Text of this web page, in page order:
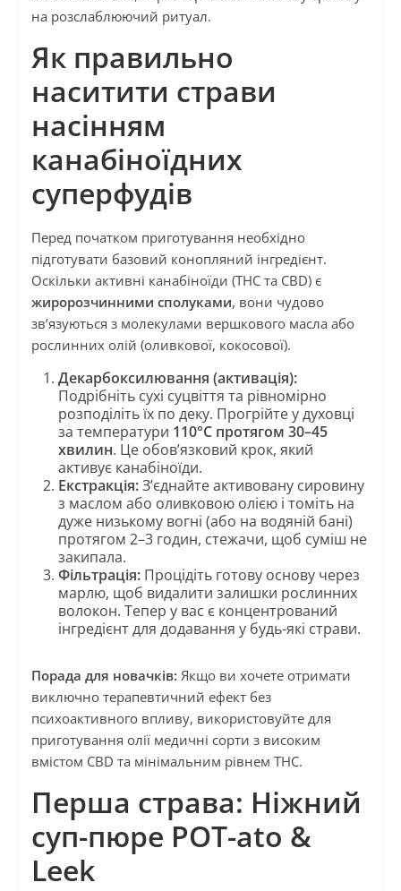
на розслаблюючий ритуал.
Як правильно
наситити страви
насінням
канабіноїдних
суперфудів
Перед початком приготування необхідно
підготувати базовий конопляний інгредієнт.
Оскільки активні канабіноїди (THC та CBD) є
жиророзчинними сполуками, вони чудово
зв’язуються з молекулами вершкового масла або
рослинних олій (оливкової, кокосової).
Декарбоксилювання (активація):
Подрібніть сухі суцвіття та рівномірно
розподіліть їх по деку. Прогрійте у духовці
за температури 110°C протягом 30–45
хвилин. Це обов’язковий крок, який
активує канабіноїди.
Екстракція:З’єднайте активовану сировину
з маслом або оливковою олією і томіть на
дуже низькому вогні (або на водяній бані)
протягом 2–3 годин, стежачи, щоб суміш не
закипала.
Фільтрація:Процідіть готову основу через
марлю, щоб видалити залишки рослинних
волокон. Тепер у вас є концентрований
інгредієнт для додавання у будь-які страви.
Порада для новачків: Якщо ви хочете отримати
виключно терапевтичний ефект без
психоактивного впливу, використовуйте для
приготування олії медичні сорти з високим
вмістом CBD та мінімальним рівнем THC.
Перша страва: Ніжний
суп-пюре POT-ato &
Leek